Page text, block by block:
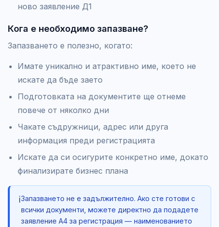
ново заявление Д1
Кога е необходимо запазване?
Запазването е полезно, когато:
Имате уникално и атрактивно име, което не
искате да бъде заето
Подготовката на документите ще отнеме
повече от няколко дни
Чакате съдружници, адрес или друга
информация преди регистрацията
Искате да си осигурите конкретно име, докато
финализирате бизнес плана
ℹ️Запазването не е задължително. Ако сте готови с
всички документи, можете директно да подадете
заявление А4 за регистрация — наименованието